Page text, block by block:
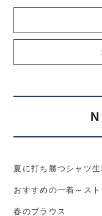
夏に打ち勝つシャツ
おすすめの一着～ス
春のブラウス